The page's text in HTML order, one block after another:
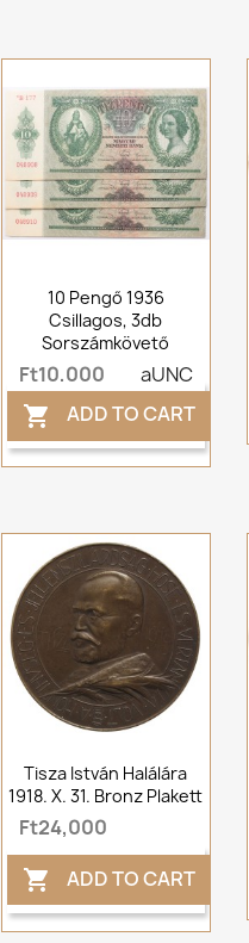
10 Pengő 1936
Csillagos, 3db
Sorszámkövető
Ft10,000 aUNC
 ADD TO CART
Tisza István Halálára
1918. X. 31. Bronz Plakett
Ft24,000
 ADD TO CART